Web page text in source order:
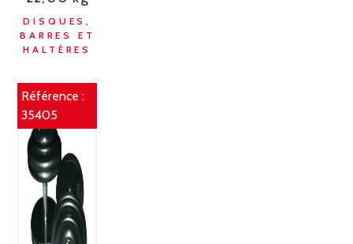
DISQUES,
BARRES ET
HALTÈRES
Référence :
35405